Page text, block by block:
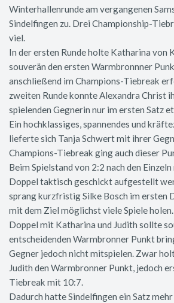
Winterhallenrunde am vergangenen
Sindelfingen zu. Drei Championship-
viel.
In der ersten Runde holte Katharina von
souverän den ersten Warmbronnner
anschließend im Champions-Tiebreak
zweiten Runde konnte Alexandra Christ
spielenden Gegnerin nur im ersten Satz
Ein hochklassiges, spannendes und
lieferte sich Tanja Schwert mit ihrer
Champions-Tiebreak ging auch dieser
Beim Spielstand von 2:2 nach den
Doppel taktisch geschickt aufgestellt
sprang kurzfristig Silke Bosch im ersten
mit dem Ziel möglichst viele Spiele
Doppel mit Katharina und Judith sollte
entscheidenden Warmbronner Punkt
Gegner jedoch nicht mitspielen. Zwar
Judith den Warmbronner Punkt, jedoch
Tiebreak mit 10:7.
Dadurch hatte Sindelfingen ein Satz